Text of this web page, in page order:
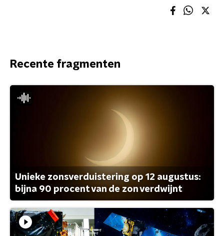
Recente fragmenten
Unieke zonsverduistering op 12 augustus:
bijna 90 procent van de zon verdwijnt